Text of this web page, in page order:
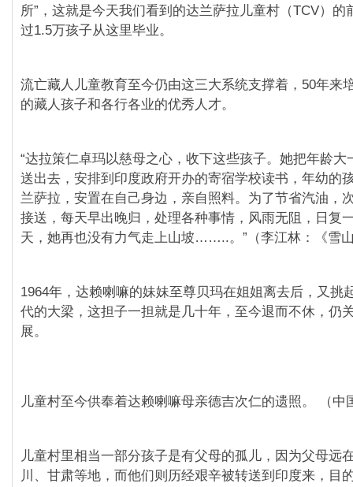
所”，这就是今天我们看到的达兰萨拉儿童村（TCV）的
过1.5万孩子从这里毕业。
流亡藏人儿童教育至今仍由这三大系统支撑着，50年来
的藏人孩子和各行各业的优秀人才。
“达拉策仁卓玛以慈母之心，收下这些孩子。她把年龄大
送出去，安排到印度政府开办的寄宿学校读书，年幼的
兰萨拉，安置在自己身边，亲自照料。为了节省汽油，
接送，每天早出晚归，处理各种事情，风雨无阻，日复
天，她再也没有力气走上山坡……..。”（李江林：《雪
1964年，达赖喇嘛的妹妹至尊贝玛在姐姐离去后，又挑
代的大梁，这担子一担就是几十年，至今退而不休，仍
展。
儿童村至今供奉着达赖喇嘛母亲德吉次仁的遗照。 （中
儿童村里相当一部分孩子是有父母的孤儿，因为父母远
川、甘肃等地，而他们则历经艰辛被转送到印度来，目